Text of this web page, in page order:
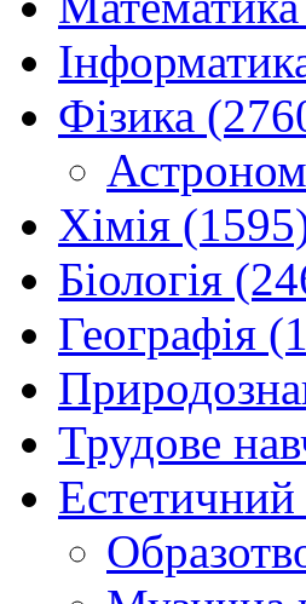
Фізика
Хімія
Біологія
Географія
Трудове